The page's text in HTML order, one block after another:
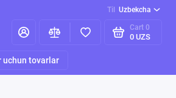
Til Uzbekcha
Cart 0
0 UZS
uchun tovarlar